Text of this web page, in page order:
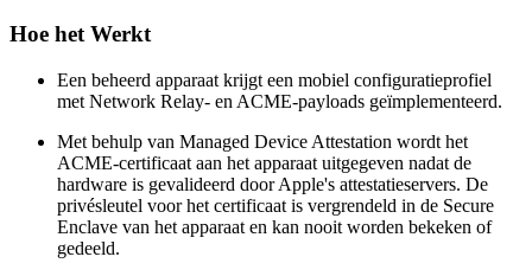
Hoe het Werkt
Een beheerd apparaat krijgt een mobiel configuratieprofiel
met Network Relay- en ACME-payloads geïmplementeerd.
Met behulp van Managed Device Attestation wordt het
ACME-certificaat aan het apparaat uitgegeven nadat de
hardware is gevalideerd door Apple's attestatieservers. De
privésleutel voor het certificaat is vergrendeld in de Secure
Enclave van het apparaat en kan nooit worden bekeken of
gedeeld.